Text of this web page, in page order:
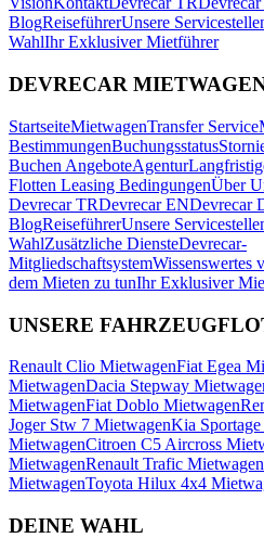
BlogReiseführerUnsere
WahlIhr Exklusiver Mietführer
DEVRECAR
StartseiteMietwagenTransfer Service
BestimmungenBuchungsstatus
Buchen AngeboteAgentur
Flotten Leasing BedingungenÜber
Devrecar TRDevrecar ENDevrecar
BlogReiseführerUnsere
WahlZusätzliche DiensteDevrecar-
MitgliedschaftsystemWissenswertes
dem Mieten zu tunIhr Exklusiver
UNSERE
Renault Clio MietwagenFiat Egea
MietwagenDacia Stepway
MietwagenFiat Doblo Mietwagen
Joger Stw 7 MietwagenKia
MietwagenCitroen C5 Aircross
MietwagenRenault Trafic Mietwagen
MietwagenToyota Hilux 4x4
DEINE WAHL